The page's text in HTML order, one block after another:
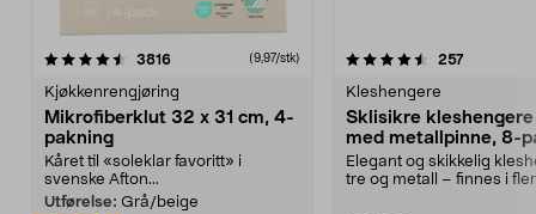
3816anmeldelser(9,97/stk)
Kjøkkenrengjøring
Mikrofiberklut 32 x 31 cm, 4-
pakning
Kåret til «soleklar favoritt» i
svenske Afton...
Utførelse: Grå/beige
4.5av 5 stjerner 257
Kleshengere
Sklisikre
med metallpinne, 8-
Elegant og skikkelig
tre og metall – finnes i
4.5av 5 stjerner